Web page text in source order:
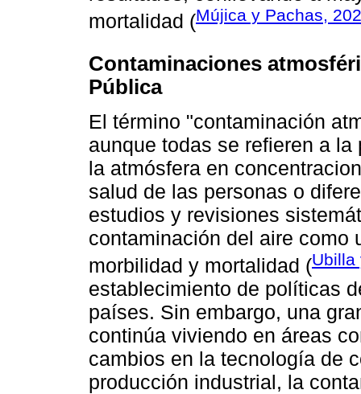
mortalidad (Mújica y Pachas,
Contaminaciones
Pública
El término "contaminación
aunque todas se refieren a
la atmósfera en
salud de las personas o
estudios y revisiones
contaminación del aire como
morbilidad y mortalidad (Ubilla
establecimiento de políticas
países. Sin embargo, una
continúa viviendo en áreas
cambios en la tecnología de
producción industrial, la